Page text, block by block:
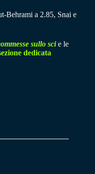
Behrami a 2.85, Snai e
sullo scie le
dedicata